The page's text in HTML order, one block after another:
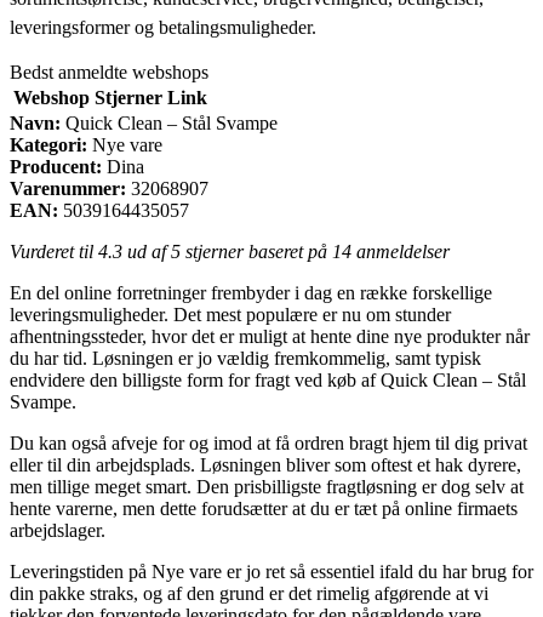
leveringsformer og betalingsmuligheder.
Bedst anmeldte webshops
Webshop Stjerner Link
Navn: Quick Clean – Stål Svampe
Kategori: Nye vare
Producent: Dina
Varenummer: 32068907
EAN: 5039164435057
Vurderet til 4.3 ud af 5 stjerner baseret på 14 anmeldelser
En del online forretninger frembyder i dag en række forskellige
leveringsmuligheder. Det mest populære er nu om stunder
afhentningssteder, hvor det er muligt at hente dine nye produkter når
du har tid. Løsningen er jo vældig fremkommelig, samt typisk
endvidere den billigste form for fragt ved køb af Quick Clean – Stål
Svampe.
Du kan også afveje for og imod at få ordren bragt hjem til dig privat
eller til din arbejdsplads. Løsningen bliver som oftest et hak dyrere,
men tillige meget smart. Den prisbilligste fragtløsning er dog selv at
hente varerne, men dette forudsætter at du er tæt på online firmaets
arbejdslager.
Leveringstiden på Nye vare er jo ret så essentiel ifald du har brug for
din pakke straks, og af den grund er det rimelig afgørende at vi